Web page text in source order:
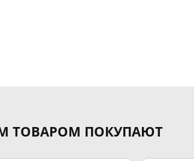
ТОВАРОМ ПОКУПАЮТ